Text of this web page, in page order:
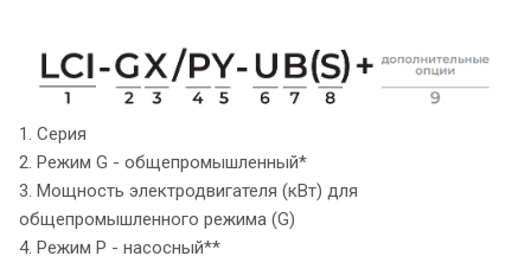
1. Серия
2. Режим G - общепромышленный*
3. Мощность электродвигателя (кВт) для
общепромышленного режима (G)
4. Режим P - насосный**